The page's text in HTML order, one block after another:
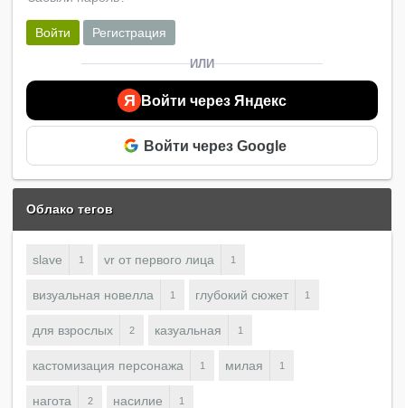
Войти Регистрация
ИЛИ
Я Войти через Яндекс
Войти через Google
Облако тегов
slave 1 vr от первого лица 1
визуальная новелла 1 глубокий сюжет 1
для взрослых 2 казуальная 1
кастомизация персонажа 1 милая 1
нагота 2 насилие 1